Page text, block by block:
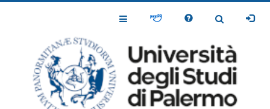
Toggle
Toggle